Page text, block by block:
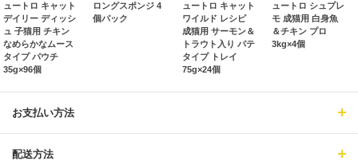
ュートロ キャット
デイリー ディッシ
ュ 子猫用 チキン
なめらかなムース
タイプ パウチ
35g×96個
ロングスポンジ 4
個パック
ュートロ キャット
ワイルド レシピ
成猫用 サーモン＆
トラウト入り パテ
タイプ トレイ
75g×24個
ュートロ シュプレ
モ 成猫用 白身魚
＆チキン プロ
3kg×4個
お支払い方法
配送方法